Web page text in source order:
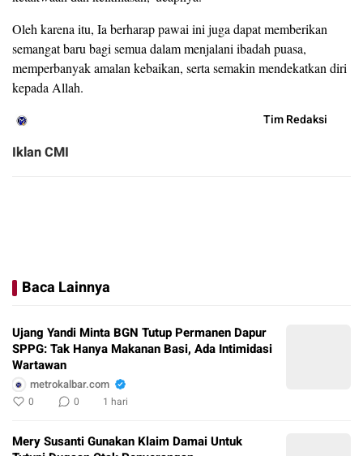
Oleh karena itu, Ia berharap pawai ini juga dapat memberikan
semangat baru bagi semua dalam menjalani ibadah puasa,
memperbanyak amalan kebaikan, serta semakin mendekatkan diri
kepada Allah.
Tim Redaksi
Iklan CMI
Baca Lainnya
Ujang Yandi Minta BGN Tutup Permanen Dapur
SPPG: Tak Hanya Makanan Basi, Ada Intimidasi
Wartawan
metrokalbar.com
0 0 1 hari
Mery Susanti Gunakan Klaim Damai Untuk